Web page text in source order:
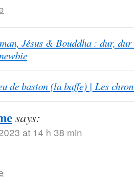
Jésus & Bouddha : dur,
de baston (la baffe) | Les
says:
at 14 h 38 min